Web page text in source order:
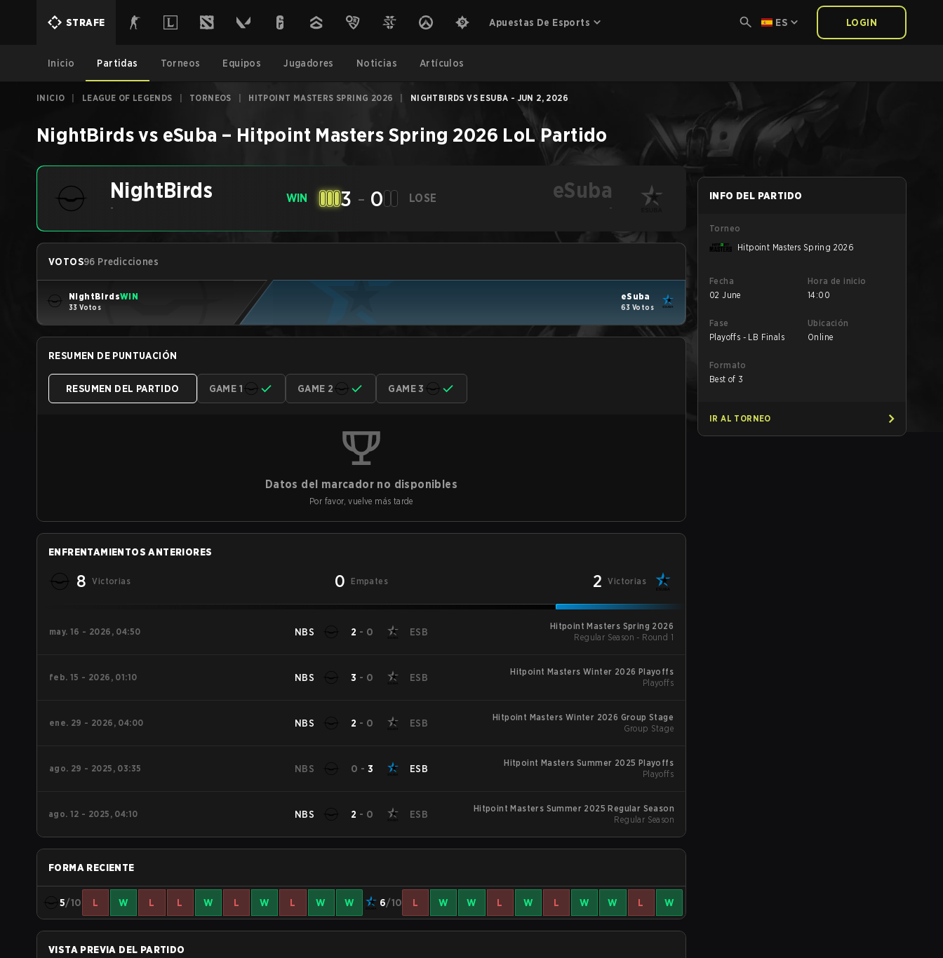
STRAFE Apuestas De Esports ES LOGIN
Inicio Partidas Torneos Equipos Jugadores Noticias Artículos
INICIO LEAGUE OF LEGENDS TORNEOS HITPOINT MASTERS SPRING 2026 NIGHTBIRDS VS ESUBA - JUN 2, 2026
NightBirdsvs eSuba – Hitpoint Masters Spring 2026 LoL Partido
NightBirds
-
WIN 3 - 0 LOSE eSuba
-
VOTOS96 Predicciones
NightBirdsWIN
33 Votos
eSuba
63 Votos
RESUMEN DE PUNTUACIÓN
RESUMEN DEL PARTIDO GAME 1 GAME 2 GAME 3
Datos del marcador no disponibles
Por favor, vuelve más tarde
ENFRENTAMIENTOS ANTERIORES
8 Victorias 0 Empates 2 Victorias
may. 16 - 2026, 04:50 NBS 2 - 0 ESB
Hitpoint Masters Spring 2026
Regular Season - Round 1
feb. 15 - 2026, 01:10 NBS 3 - 0 ESB
Hitpoint Masters Winter 2026 Playoffs
Playoffs
ene. 29 - 2026, 04:00 NBS 2 - 0 ESB
Hitpoint Masters Winter 2026 Group Stage
Group Stage
ago. 29 - 2025, 03:35 NBS 0 - 3 ESB
Hitpoint Masters Summer 2025 Playoffs
Playoffs
ago. 12 - 2025, 04:10 NBS 2 - 0 ESB
Hitpoint Masters Summer 2025 Regular Season
Regular Season
FORMA RECIENTE
5/10 L W L L W L W L W W 6/10 L W W L W L W W L W
VISTA PREVIA DEL PARTIDO
INFO DEL PARTIDO
Torneo
Hitpoint Masters Spring 2026
Fecha
02 June
Hora de inicio
14:00
Fase
Playoffs - LB Finals
Ubicación
Online
Formato
Best of 3
IR AL TORNEO